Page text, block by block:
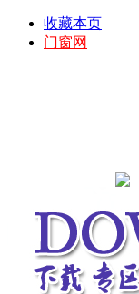
收藏本页
门窗网